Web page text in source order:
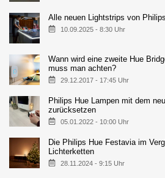
Alle neuen Lightstrips von
10.09.2025 - 8:30 Uhr
Wann wird eine zweite Hue
muss man achten?
29.12.2017 - 17:45 Uhr
Philips Hue Lampen mit dem
zurücksetzen
05.01.2022 - 10:00 Uhr
Die Philips Hue Festavia im
Lichterketten
28.11.2024 - 9:15 Uhr